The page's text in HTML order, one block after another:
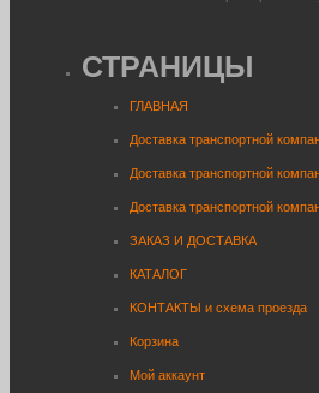
СТРАНИЦЫ
ГЛАВНАЯ
Доставка транспортной
Доставка транспортной
Доставка транспортной
ЗАКАЗ И ДОСТАВКА
КАТАЛОГ
КОНТАКТЫ и схема проезда
Корзина
Мой аккаунт